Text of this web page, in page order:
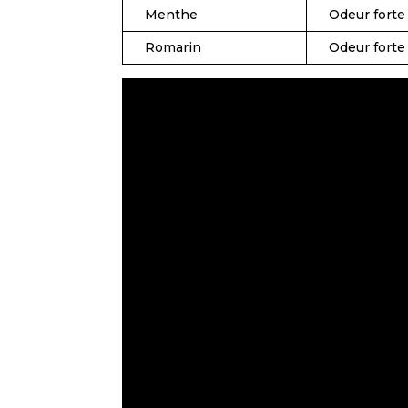
Menthe
Odeur forte
Romarin
Odeur forte